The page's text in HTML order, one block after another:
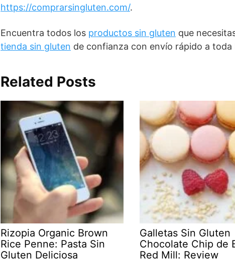
https://comprarsingluten.com/.
Encuentra todos los productos sin gluten que
tienda sin gluten de confianza con envío rápido a toda
Related Posts
Rizopia Organic Brown
Rice Penne: Pasta Sin
Gluten Deliciosa
Galletas Sin Gluten
Chocolate Chip de
Red Mill: Review